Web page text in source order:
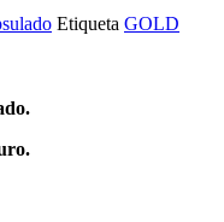
Etiqueta GOLD